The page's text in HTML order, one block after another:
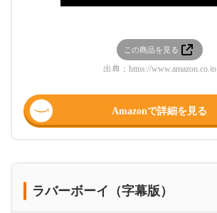
この商品を見る
出典： https://www.amazon.co.jp
Amazonで詳細を見る
ラバーボーイ（字幕版）